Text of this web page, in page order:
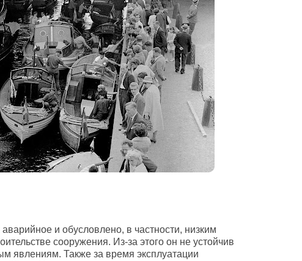
и обусловлено, в частности, низким
сооружения. Из-за этого он не устойчив
явлениям. Также за время эксплуатации